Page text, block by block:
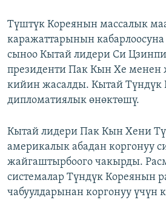
Түштүк Кореянын массалык
каражаттарынын кабарлоосуна
сыноо Кытай лидери Си
президенти Пак Кын Хе менен
кийин жасалды. Кытай Түндүк
дипломатиялык өнөктөшү.
Кытай лидери Пак Кын Хени
америкалык абадан коргонуу
жайгаштырбоого чакырды.
системалар Түндүк Кореянын
чабуулдарынан коргонуу үчүн